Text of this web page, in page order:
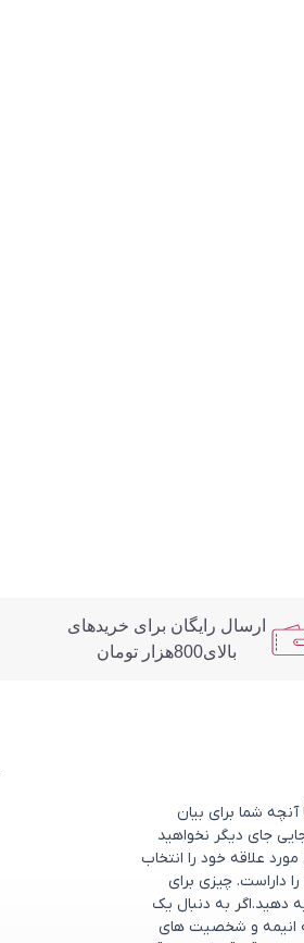
ارسال رایگان برای خریدهای
بالای800هزار تومان
شما برای بیان
جای دیگر نخواهید
علاقه خود را انتخاب
داراست. چیزی برای
دهید.اگر به دنبال یک
انیمه و شخصیت های